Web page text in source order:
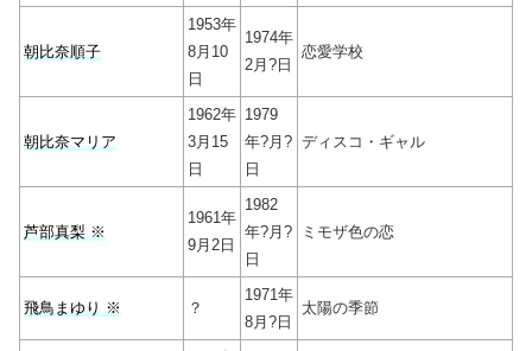
朝比奈順子
1953年
8月10
日
1974年
2月?日
恋愛学校
朝比奈マリア
1962年
3月15
日
1979
年?月?
日
ディスコ・ギャル
芦部真梨 ※
1961年
9月2日
1982
年?月?
日
ミモザ色の恋
飛鳥まゆり ※ ？
1971年
8月?日
太陽の季節